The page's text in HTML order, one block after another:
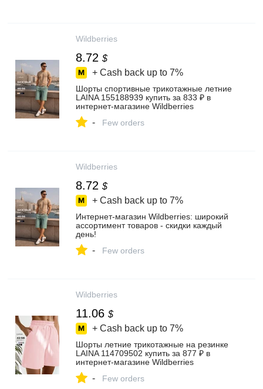
Wildberries
8.72 $
+ Cash back up to 7%
Шорты спортивные трикотажные летние
LAINA 155188939 купить за 833 ₽ в
интернет‑магазине Wildberries
- Few orders
Wildberries
8.72 $
+ Cash back up to 7%
Интернет‑магазин Wildberries: широкий
ассортимент товаров - скидки каждый
день!
- Few orders
Wildberries
11.06 $
+ Cash back up to 7%
Шорты летние трикотажные на резинке
LAINA 114709502 купить за 877 ₽ в
интернет‑магазине Wildberries
- Few orders